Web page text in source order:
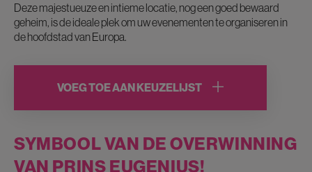
Deze majestueuze en intieme locatie, nog een goed bewaard
geheim, is de ideale plek om uw evenementen te organiseren in
de hoofdstad van Europa.
VOEG TOE AAN KEUZELIJST
SYMBOOL VAN DE OVERWINNING
VAN PRINS EUGENIUS!